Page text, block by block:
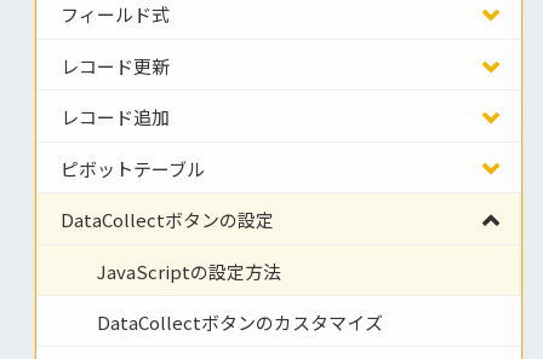
フィールド式
レコード更新
レコード追加
ピボットテーブル
DataCollectボタンの設定
JavaScriptの設定方法
DataCollectボタンのカスタマイズ